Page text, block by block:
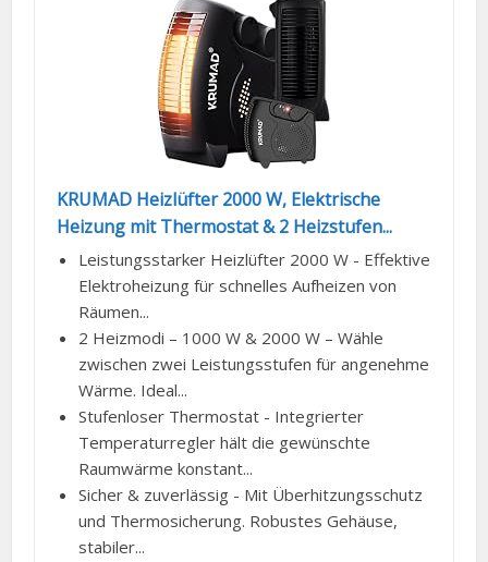
KRUMAD Heizlüfter 2000 W, Elektrische
Heizung mit Thermostat & 2 Heizstufen...
Leistungsstarker Heizlüfter 2000 W - Effektive
Elektroheizung für schnelles Aufheizen von
Räumen...
2 Heizmodi – 1000 W & 2000 W – Wähle
zwischen zwei Leistungsstufen für angenehme
Wärme. Ideal...
Stufenloser Thermostat - Integrierter
Temperaturregler hält die gewünschte
Raumwärme konstant...
Sicher & zuverlässig - Mit Überhitzungsschutz
und Thermosicherung. Robustes Gehäuse,
stabiler...